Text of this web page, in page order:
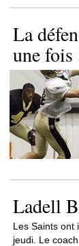
La
une fois
Ladell
Les Saints ont
jeudi. Le